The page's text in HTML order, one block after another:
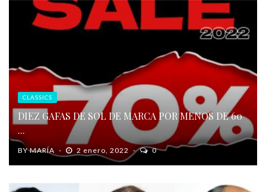
CLASSICS
DIEZ GAFAS DE SOL DE MARCA POR MENOS DE 60
...
BYMARÍA 2 enero, 2022 0